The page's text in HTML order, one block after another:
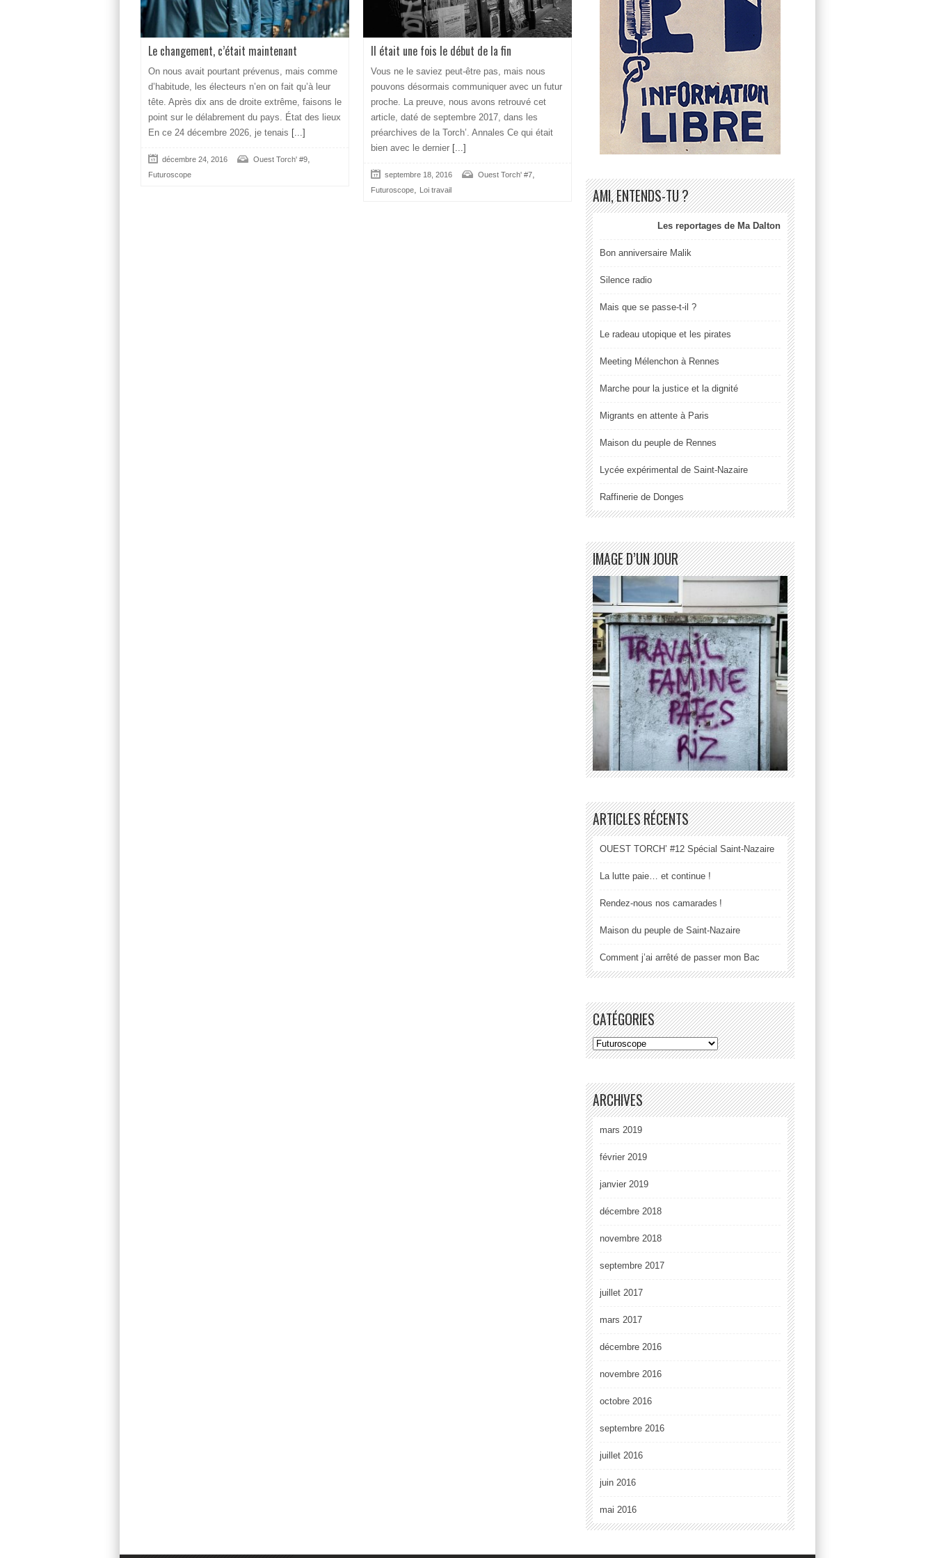
Le changement, c’était maintenant
On nous avait pourtant prévenus, mais comme
d’habitude, les électeurs n’en on fait qu’à leur
tête. Après dix ans de droite extrême, faisons le
point sur le délabrement du pays. État des lieux
En ce 24 décembre 2026, je tenais [...]
décembre 24, 2016 Ouest Torch' #9,
Futuroscope
Il était une fois le début de la fin
Vous ne le saviez peut-être pas, mais nous
pouvons désormais communiquer avec un futur
proche. La preuve, nous avons retrouvé cet
article, daté de septembre 2017, dans les
préarchives de la Torch’. Annales Ce qui était
bien avec le dernier [...]
septembre 18, 2016 Ouest Torch' #7,
Futuroscope, Loi travail AMI, ENTENDS-TU ?
Les reportages de Ma Dalton
Bon anniversaire Malik
Silence radio
Mais que se passe-t-il ?
Le radeau utopique et les pirates
Meeting Mélenchon à Rennes
Marche pour la justice et la dignité
Migrants en attente à Paris
Maison du peuple de Rennes
Lycée expérimental de Saint-Nazaire
Raffinerie de Donges
IMAGE D’UN JOUR
ARTICLES RÉCENTS
OUEST TORCH’ #12 Spécial Saint-Nazaire
La lutte paie… et continue !
Rendez-nous nos camarades !
Maison du peuple de Saint-Nazaire
Comment j’ai arrêté de passer mon Bac
CATÉGORIES
ARCHIVES
mars 2019
février 2019
janvier 2019
décembre 2018
novembre 2018
septembre 2017
juillet 2017
mars 2017
décembre 2016
novembre 2016
octobre 2016
septembre 2016
juillet 2016
juin 2016
mai 2016